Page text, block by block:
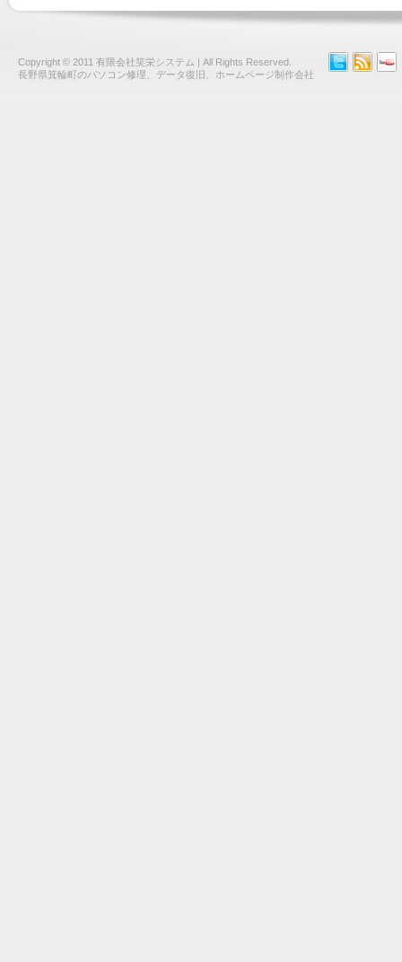
Copyright © 2011 有限会社笑栄システム | All Rights Reserved.
長野県箕輪町のパソコン修理、データ復旧、ホームページ制作会社